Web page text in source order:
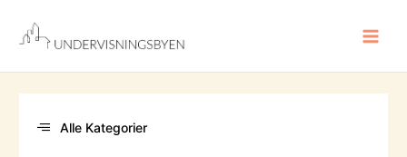
innholdet
Alle Kategorier